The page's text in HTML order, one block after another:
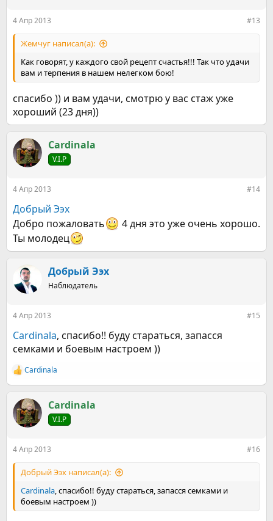
4 Апр 2013 #13
Жемчуг написал(а):
Как говорят, у каждого свой рецепт счастья!!! Так что удачи
вам и терпения в нашем нелегком бою!
спасибо )) и вам удачи, смотрю у вас стаж уже
хороший (23 дня))
Cardinala
V.I.P
4 Апр 2013 #14
Добрый Ээх
Добро пожаловать
4 дня это уже очень хорошо.
Ты молодец
Добрый Ээх
Наблюдатель
4 Апр 2013 #15
Cardinala, спасибо!! буду стараться, запасся
семками и боевым настроем ))
Р
е
к
ц
и
Cardinala
Cardinala
V.I.P
4 Апр 2013 #16
Добрый Ээх написал(а):
Cardinala, спасибо!! буду стараться, запасся семками и
боевым настроем ))